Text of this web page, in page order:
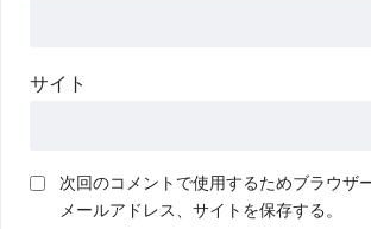
サイト
次回のコメントで使用するためブラウザ
メールアドレス、サイトを保存する。